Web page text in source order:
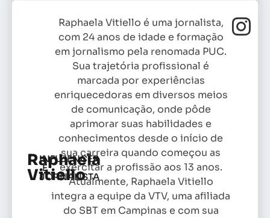
Raphaela
Vitiello
INFLUENCER
E
JORNALISTA
Raphaela Vitiello é uma jornalista,
com 24 anos de idade e formação
em jornalismo pela renomada PUC.
Sua trajetória profissional é
marcada por experiências
enriquecedoras em diversos meios
de comunicação, onde pôde
aprimorar suas habilidades e
conhecimentos desde o início de
sua carreira quando começou as
exercitar a profissão aos 13 anos.
Atualmente, Raphaela Vitiello
integra a equipe da VTV, uma afiliada
do SBT em Campinas e com sua